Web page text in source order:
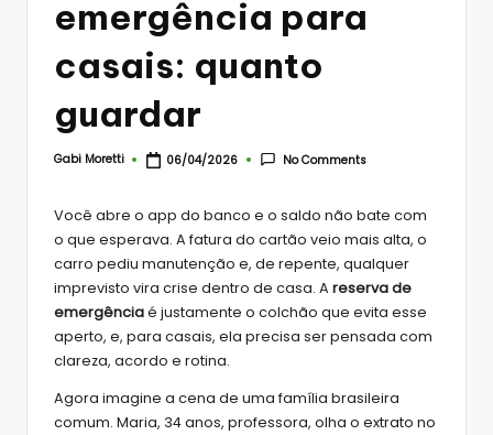
emergência para
casais: quanto
guardar
Posted
Gabi Moretti 06/04/2026 No Comments
Você abre o app do banco e o saldo não bate com
o que esperava. A fatura do cartão veio mais alta, o
carro pediu manutenção e, de repente, qualquer
imprevisto vira crise dentro de casa. A reserva de
emergênciaé justamente o colchão que evita esse
aperto, e, para casais, ela precisa ser pensada com
clareza, acordo e rotina.
Agora imagine a cena de uma família brasileira
comum. Maria, 34 anos, professora, olha o extrato no